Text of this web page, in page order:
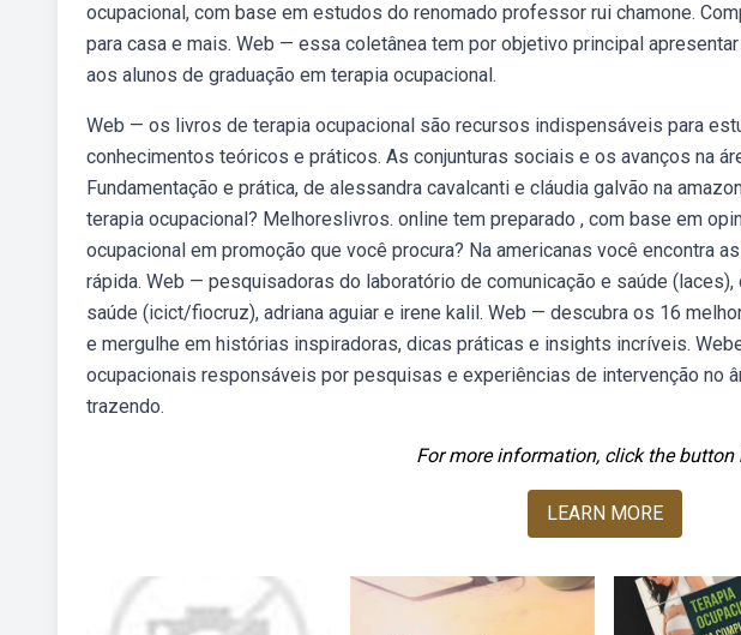
ocupacional, com base em estudos do renomado professor rui chamone.
para casa e mais. Web — essa coletânea tem por objetivo principal
aos alunos de graduação em terapia ocupacional.
Web — os livros de terapia ocupacional são recursos indispensáveis para
conhecimentos teóricos e práticos. As conjunturas sociais e os avanços na
Fundamentação e prática, de alessandra cavalcanti e cláudia galvão na
terapia ocupacional? Melhoreslivros. online tem preparado , com base em
ocupacional em promoção que você procura? Na americanas você encontra
rápida. Web — pesquisadoras do laboratório de comunicação e saúde
saúde (icict/fiocruz), adriana aguiar e irene kalil. Web — descubra os 16
e mergulhe em histórias inspiradoras, dicas práticas e insights incríveis.
ocupacionais responsáveis por pesquisas e experiências de intervenção no
trazendo.
For more information, click the button
LEARN MORE